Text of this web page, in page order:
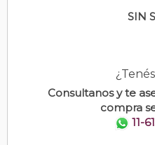
SIN
Consultanos y te
compra
11-